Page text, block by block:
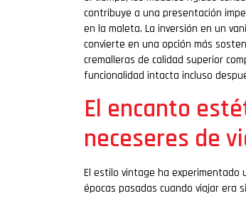
contribuye a una presentación
en la maleta. La inversión en un
convierte en una opción más
cremalleras de calidad superior
funcionalidad intacta incluso
El encanto
neceseres de
El estilo vintage ha experimentado
épocas pasadas cuando viajar era